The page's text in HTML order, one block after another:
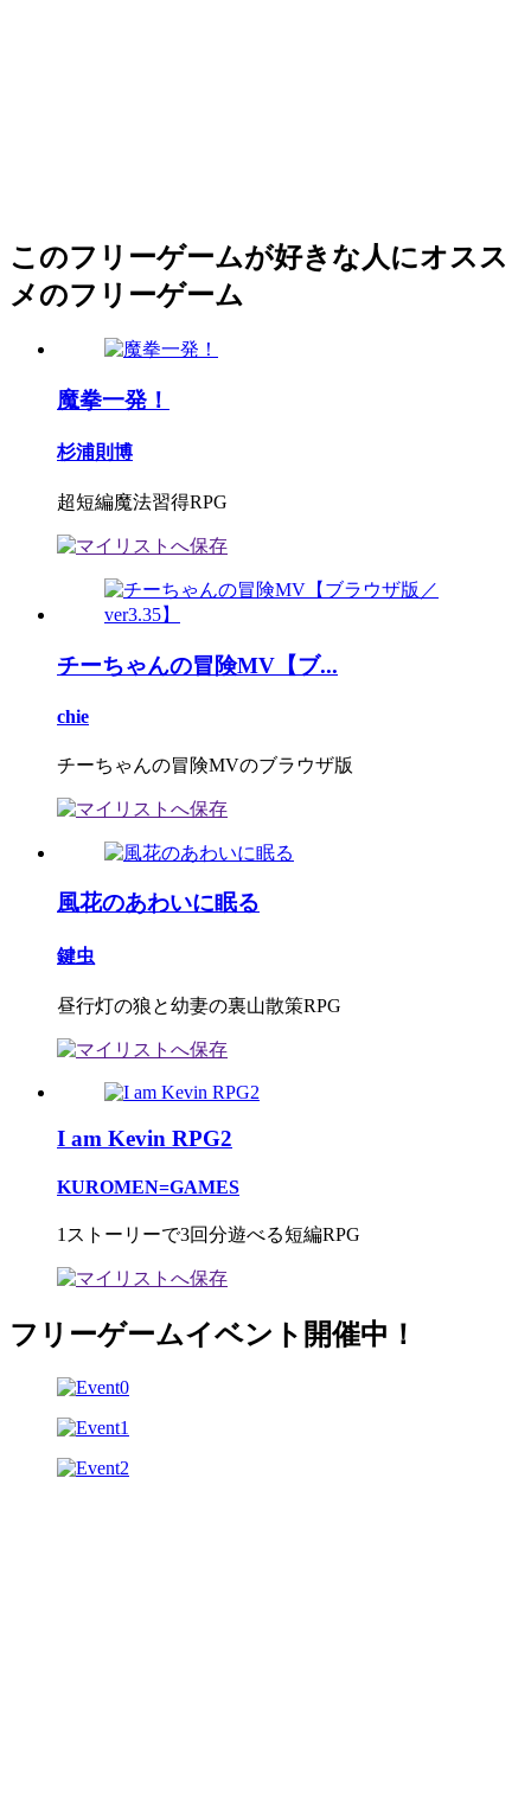
このフリーゲームが好きな人にオスス
メのフリーゲーム
魔拳一発！
杉浦則博
超短編魔法習得RPG
チーちゃんの冒険MV【ブ...
chie
チーちゃんの冒険MVのブラウザ版
風花のあわいに眠る
鍵虫
昼行灯の狼と幼妻の裏山散策RPG
I am Kevin RPG2
KUROMEN=GAMES
1ストーリーで3回分遊べる短編RPG
フリーゲームイベント開催中！